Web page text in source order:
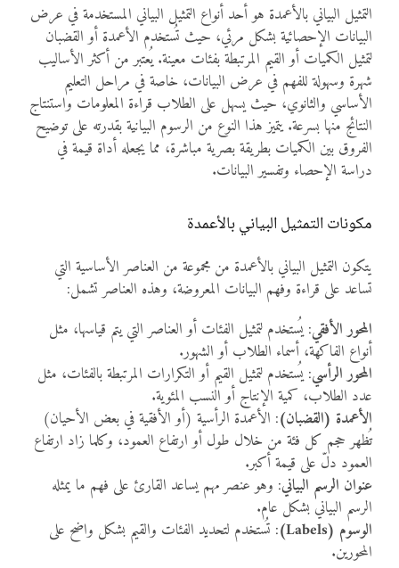
التمثيل البياني بالأعمدة هو أحد أنواع التمثيل البياني المستخدمة في عرض
البيانات الإحصائية بشكل مرئي، حيث تُستخدم الأعمدة أو القضبان
لتمثيل الكميات أو القيم المرتبطة بفئات معينة. يُعتبر من أكثر الأساليب
شهرة وسهولة للفهم في عرض البيانات، خاصة في مراحل التعليم
الأساسي والثانوي، حيث يسهل على الطلاب قراءة المعلومات واستنتاج
النتائج منها بسرعة. يتميز هذا النوع من الرسوم البيانية بقدرته على توضيح
الفروق بين الكميات بطريقة بصرية مباشرة، مما يجعله أداة قيمة في
دراسة الإحصاء وتفسير البيانات.
مكونات التمثيل البياني بالأعمدة
يتكون التمثيل البياني بالأعمدة من مجموعة من العناصر الأساسية التي
تساعد على قراءة وفهم البيانات المعروضة، وهذه العناصر تشمل:
المحور الأفقي: يُستخدم لتمثيل الفئات أو العناصر التي يتم قياسها، مثل
أنواع الفاكهة، أسماء الطلاب أو الشهور.
المحور الرأسي: يُستخدم لتمثيل القيم أو التكرارات المرتبطة بالفئات، مثل
عدد الطلاب، كمية الإنتاج أو النسب المئوية.
الأعمدة (القضبان): الأعمدة الرأسية (أو الأفقية في بعض الأحيان)
تُظهر حجم كل فئة من خلال طول أو ارتفاع العمود، وكلما زاد ارتفاع
العمود دلّ على قيمة أكبر.
عنوان الرسم البياني: وهو عنصر مهم يساعد القارئ على فهم ما يمثله
الرسم البياني بشكل عام.
الوسوم (Labels)
: تُستخدم لتحديد الفئات والقيم بشكل واضح على
المحورين.